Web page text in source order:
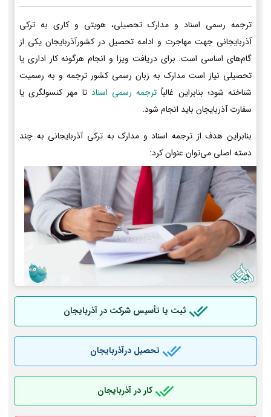
ترجمه رسمی اسناد و مدارک تحصیلی، هویتی و کاری به ترکی
آذربایجانی جهت مهاجرت و ادامه تحصیل در کشورآذربایجان یکی از
گام‌های اساسی است. برای دریافت ویزا و انجام هرگونه کار اداری یا
تحصیلی نیاز است مدارک به زبان رسمی کشور ترجمه و به رسمیت
شناخته شود؛ بنابراین غالباً ترجمه رسمی اسناد تا مهر کنسولگری یا
سفارت آذربایجان باید انجام شود.
بنابراین هدف از ترجمه اسناد و مدارک به ترکی آذربایجانی به چند
دسته اصلی می‌توان عنوان کرد:
ثبت یا تأسیس شرکت در آذربایجان
تحصیل درآذربایجان
کار در آذربایجان